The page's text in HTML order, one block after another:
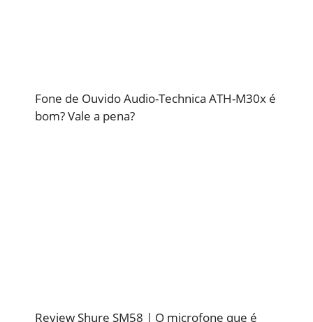
Fone de Ouvido Audio-Technica ATH-M30x é
bom? Vale a pena?
Review Shure SM58 | O microfone que é